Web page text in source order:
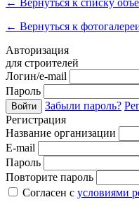
← Вернуться к списку
← Вернуться к
Авторизация
для строителей
Логин/e-mail
Пароль
Войти Забыли пароль?
Регистрация
Название организации
E-mail
Пароль
Повторите пароль
Согласен с условиями